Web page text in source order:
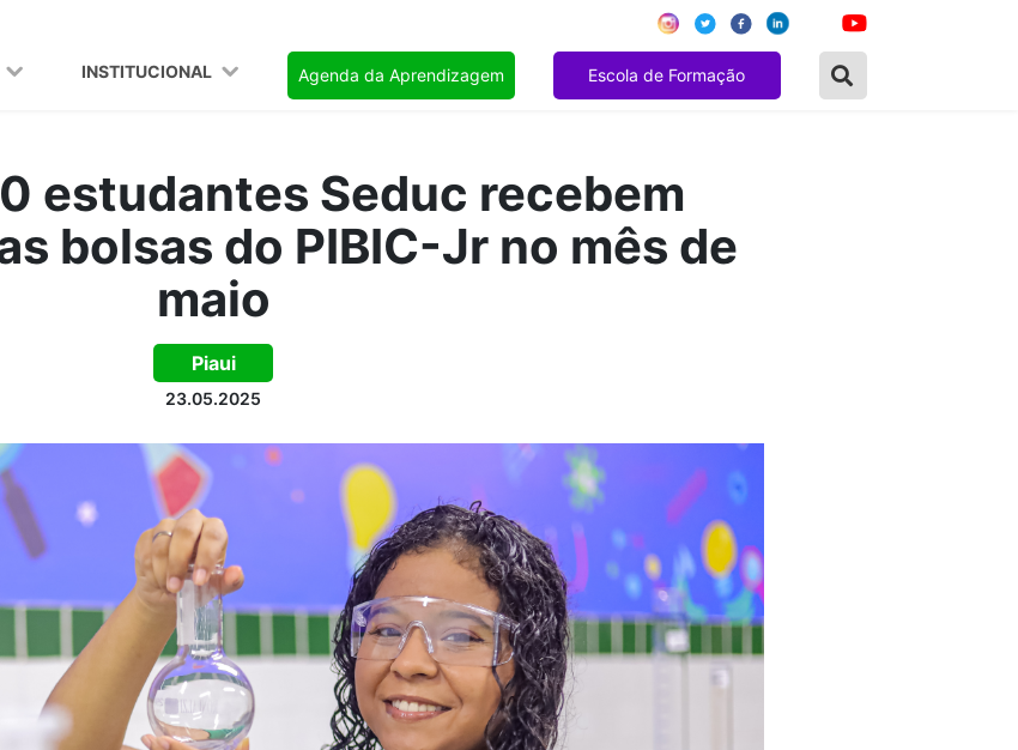
INSTITUCIONAL Agenda da Aprendizagem Escola de Formação
estudantes Seduc recebem
bolsas do PIBIC-Jr no mês de
maio
Piaui
23.05.2025